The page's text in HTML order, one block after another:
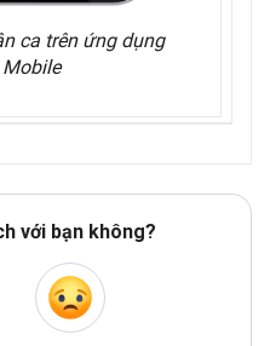
ca trên ứng dụng
Mobile
với bạn không?